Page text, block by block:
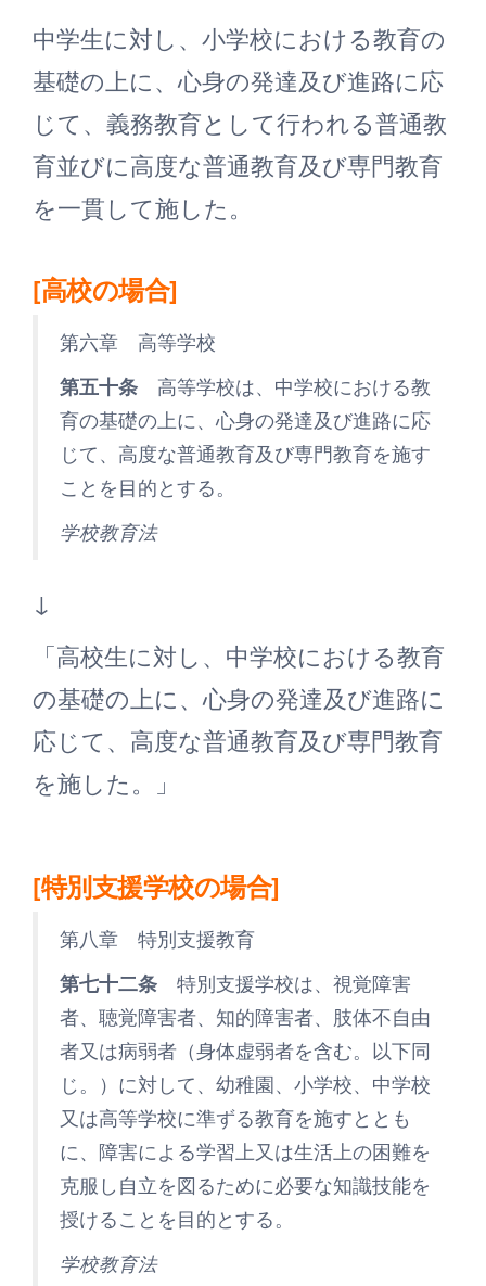
中学生に対し、小学校における教育の
基礎の上に、心身の発達及び進路に応
じて、義務教育として行われる普通教
育並びに高度な普通教育及び専門教育
を一貫して施した。
[高校の場合]
第六章 高等学校
第五十条 高等学校は、中学校における教
育の基礎の上に、心身の発達及び進路に応
じて、高度な普通教育及び専門教育を施す
ことを目的とする。
学校教育法
↓
「高校生に対し、中学校における教育
の基礎の上に、心身の発達及び進路に
応じて、高度な普通教育及び専門教育
を施した。」
[特別支援学校の場合]
第八章 特別支援教育
第七十二条 特別支援学校は、視覚障害
者、聴覚障害者、知的障害者、肢体不自由
者又は病弱者（身体虚弱者を含む。以下同
じ。）に対して、幼稚園、小学校、中学校
又は高等学校に準ずる教育を施すととも
に、障害による学習上又は生活上の困難を
克服し自立を図るために必要な知識技能を
授けることを目的とする。
学校教育法